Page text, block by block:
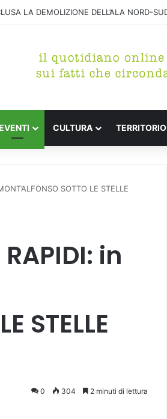
E MELODIE DAL GRANDE SCHERMO
CULTURA TERRITORIO
SOTTO LE STELLE
RAPIDI: in
STELLE
0 304 2 minuti di lettura